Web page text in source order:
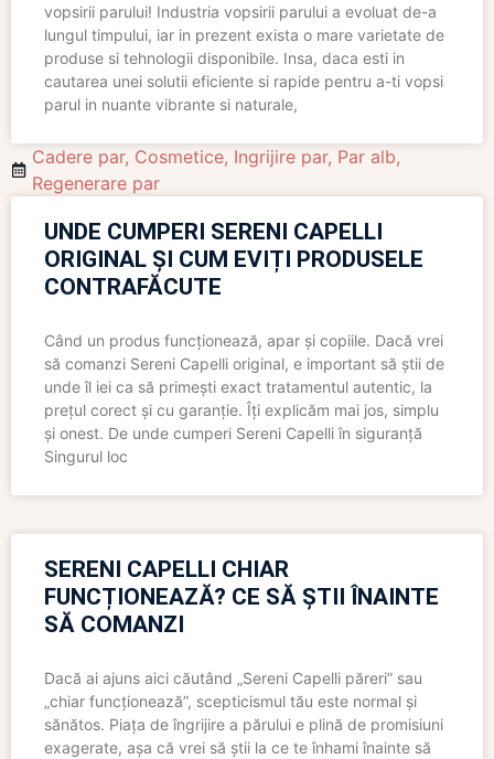
vopsirii parului! Industria vopsirii parului a evoluat de-a
lungul timpului, iar in prezent exista o mare varietate de
produse si tehnologii disponibile. Insa, daca esti in
cautarea unei solutii eficiente si rapide pentru a-ti vopsi
parul in nuante vibrante si naturale,
Cadere par, Cosmetice, Ingrijire par, Par alb,
Regenerare par
UNDE CUMPERI SERENI CAPELLI
ORIGINAL ȘI CUM EVIȚI PRODUSELE
CONTRAFĂCUTE
Când un produs funcționează, apar și copiile. Dacă vrei
să comanzi Sereni Capelli original, e important să știi de
unde îl iei ca să primești exact tratamentul autentic, la
prețul corect și cu garanție. Îți explicăm mai jos, simplu
și onest. De unde cumperi Sereni Capelli în siguranță
Singurul loc
SERENI CAPELLI CHIAR
FUNCȚIONEAZĂ? CE SĂ ȘTII ÎNAINTE
SĂ COMANZI
Dacă ai ajuns aici căutând „Sereni Capelli păreri” sau
„chiar funcționează”, scepticismul tău este normal și
sănătos. Piața de îngrijire a părului e plină de promisiuni
exagerate, așa că vrei să știi la ce te înhami înainte să